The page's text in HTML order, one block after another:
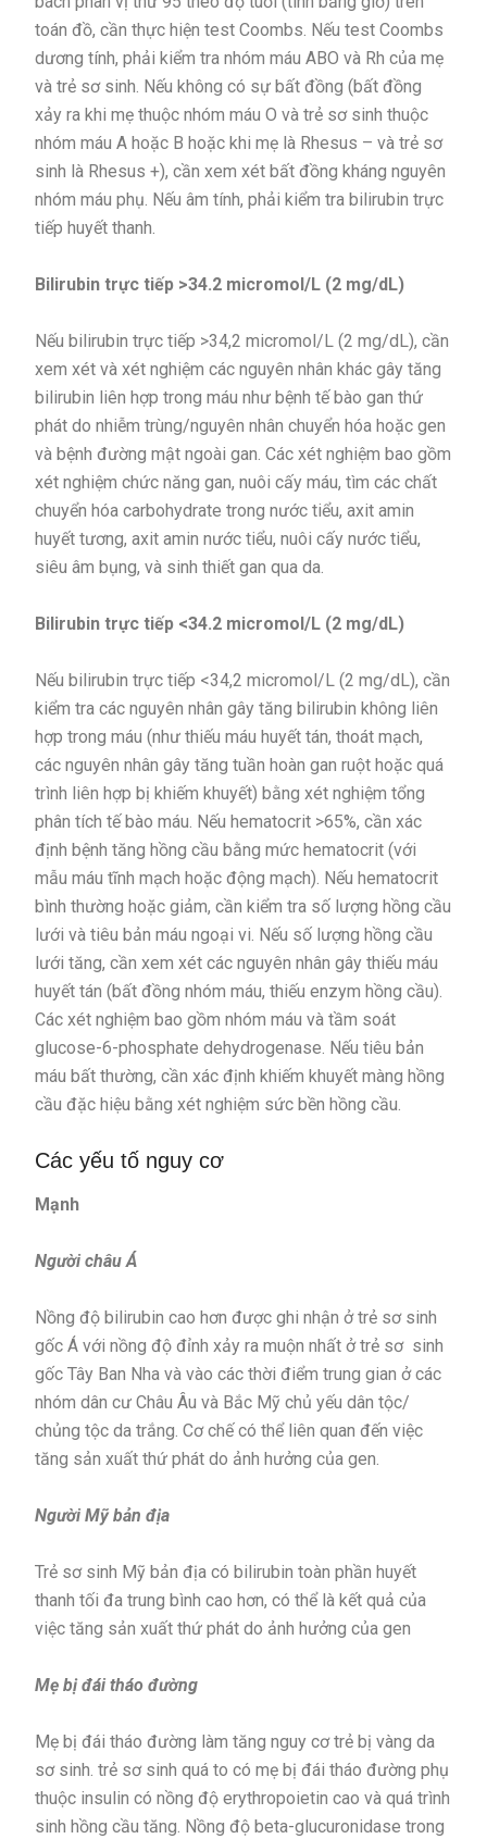
toán đồ, cần thực hiện test Coombs. Nếu test Coombs
dương tính, phải kiểm tra nhóm máu ABO và Rh của mẹ
và trẻ sơ sinh. Nếu không có sự bất đồng (bất đồng
xảy ra khi mẹ thuộc nhóm máu O và trẻ sơ sinh thuộc
nhóm máu A hoặc B hoặc khi mẹ là Rhesus – và trẻ sơ
sinh là Rhesus +), cần xem xét bất đồng kháng nguyên
nhóm máu phụ. Nếu âm tính, phải kiểm tra bilirubin trực
tiếp huyết thanh.
Bilirubin trực tiếp >34.2 micromol/L (2 mg/dL)
Nếu bilirubin trực tiếp >34,2 micromol/L (2 mg/dL), cần
xem xét và xét nghiệm các nguyên nhân khác gây tăng
bilirubin liên hợp trong máu như bệnh tế bào gan thứ
phát do nhiễm trùng/nguyên nhân chuyển hóa hoặc gen
và bệnh đường mật ngoài gan. Các xét nghiệm bao gồm
xét nghiệm chức năng gan, nuôi cấy máu, tìm các chất
chuyển hóa carbohydrate trong nước tiểu, axit amin
huyết tương, axit amin nước tiểu, nuôi cấy nước tiểu,
siêu âm bụng, và sinh thiết gan qua da.
Bilirubin trực tiếp <34.2 micromol/L (2 mg/dL)
Nếu bilirubin trực tiếp <34,2 micromol/L (2 mg/dL), cần
kiểm tra các nguyên nhân gây tăng bilirubin không liên
hợp trong máu (như thiếu máu huyết tán, thoát mạch,
các nguyên nhân gây tăng tuần hoàn gan ruột hoặc quá
trình liên hợp bị khiếm khuyết) bằng xét nghiệm tổng
phân tích tế bào máu. Nếu hematocrit >65%, cần xác
định bệnh tăng hồng cầu bằng mức hematocrit (với
mẫu máu tĩnh mạch hoặc động mạch). Nếu hematocrit
bình thường hoặc giảm, cần kiểm tra số lượng hồng cầu
lưới và tiêu bản máu ngoại vi. Nếu số lượng hồng cầu
lưới tăng, cần xem xét các nguyên nhân gây thiếu máu
huyết tán (bất đồng nhóm máu, thiếu enzym hồng cầu).
Các xét nghiệm bao gồm nhóm máu và tầm soát
glucose-6-phosphate dehydrogenase. Nếu tiêu bản
máu bất thường, cần xác định khiếm khuyết màng hồng
cầu đặc hiệu bằng xét nghiệm sức bền hồng cầu.
Các yếu tố nguy cơ
Mạnh
Người châu Á
Nồng độ bilirubin cao hơn được ghi nhận ở trẻ sơ sinh
gốc Á với nồng độ đỉnh xảy ra muộn nhất ở trẻ sơ sinh
gốc Tây Ban Nha và vào các thời điểm trung gian ở các
nhóm dân cư Châu Âu và Bắc Mỹ chủ yếu dân tộc/
chủng tộc da trắng. Cơ chế có thể liên quan đến việc
tăng sản xuất thứ phát do ảnh hưởng của gen.
Người Mỹ bản địa
Trẻ sơ sinh Mỹ bản địa có bilirubin toàn phần huyết
thanh tối đa trung bình cao hơn, có thể là kết quả của
việc tăng sản xuất thứ phát do ảnh hưởng của gen
Mẹ bị đái tháo đường
Mẹ bị đái tháo đường làm tăng nguy cơ trẻ bị vàng da
sơ sinh. trẻ sơ sinh quá to có mẹ bị đái tháo đường phụ
thuộc insulin có nồng độ erythropoietin cao và quá trình
sinh hồng cầu tăng. Nồng độ beta-glucuronidase trong